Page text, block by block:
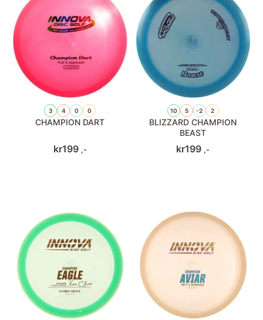
3 4 0 0
CHAMPION DART
kr199 ,-
10 5 -2 2
BLIZZARD CHAMPION
BEAST
kr199 ,-